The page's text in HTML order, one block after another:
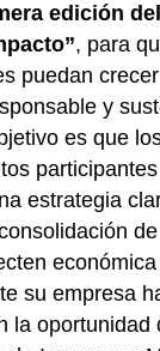
edición
, para
puedan
y
es que
estrategia
su empresa
la oportunidad